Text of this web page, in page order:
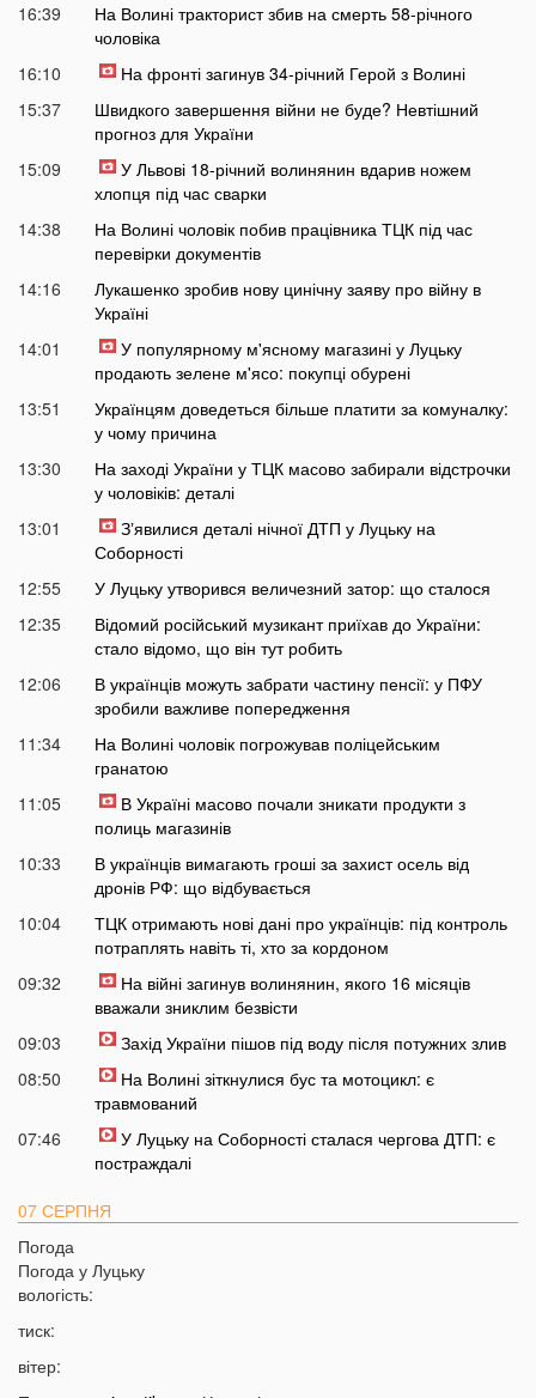
16:39
На Волині тракторист збив на смерть 58-річного
чоловіка
16:10
На фронті загинув 34-річний Герой з Волині
15:37
Швидкого завершення війни не буде? Невтішний
прогноз для України
15:09
У Львові 18-річний волинянин вдарив ножем
хлопця під час сварки
14:38
На Волині чоловік побив працівника ТЦК під час
перевірки документів
14:16
Лукашенко зробив нову цинічну заяву про війну в
Україні
14:01
У популярному м'ясному магазині у Луцьку
продають зелене м'ясо: покупці обурені
13:51
Українцям доведеться більше платити за комуналку:
у чому причина
13:30
На заході України у ТЦК масово забирали відстрочки
у чоловіків: деталі
13:01
Зʼявилися деталі нічної ДТП у Луцьку на
Соборності
12:55
У Луцьку утворився величезний затор: що сталося
12:35
Відомий російський музикант приїхав до України:
стало відомо, що він тут робить
12:06
В українців можуть забрати частину пенсії: у ПФУ
зробили важливе попередження
11:34
На Волині чоловік погрожував поліцейським
гранатою
11:05
В Україні масово почали зникати продукти з
полиць магазинів
10:33
В українців вимагають гроші за захист осель від
дронів РФ: що відбувається
10:04
ТЦК отримають нові дані про українців: під контроль
потраплять навіть ті, хто за кордоном
09:32
На війні загинув волинянин, якого 16 місяців
вважали зниклим безвісти
09:03
Захід України пішов під воду після потужних злив
08:50
На Волині зіткнулися бус та мотоцикл: є
травмований
07:46
У Луцьку на Соборності сталася чергова ДТП: є
постраждалі
07 СЕРПНЯ
20:31
20:17
Погода
Погода у Луцьку
вологість:
тиск:
вітер: